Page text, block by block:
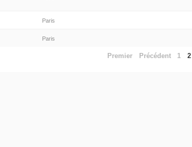
Paris
Paris
Premier Précédent 1 2